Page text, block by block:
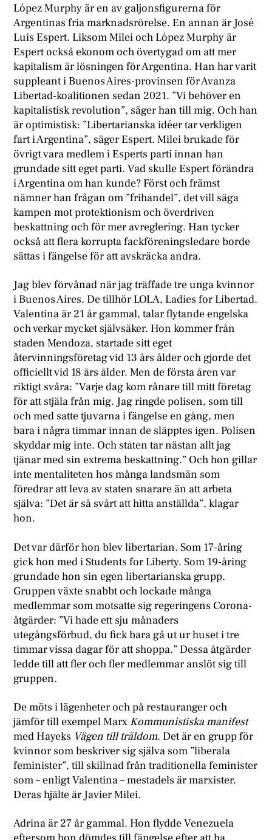
López Murphy är en av galjonsfigurerna för
Argentinas fria marknadsrörelse. En annan är José
Luis Espert. Liksom Milei och López Murphy är
Espert också ekonom och övertygad om att mer
kapitalism är lösningen för Argentina. Han har varit
suppleant i Buenos Aires-provinsen för Avanza
Libertad-koalitionen sedan 2021. ”Vi behöver en
kapitalistisk revolution”, säger han till mig. Och han
är optimistisk: ”Libertarianska idéer tar verkligen
fart i Argentina”, säger Espert. Milei brukade för
övrigt vara medlem i Esperts parti innan han
grundade sitt eget parti. Vad skulle Espert förändra
i Argentina om han kunde? Först och främst
nämner han frågan om ”frihandel”, det vill säga
kampen mot protektionism och överdriven
beskattning och för mer avreglering. Han tycker
också att flera korrupta fackföreningsledare borde
sättas i fängelse för att avskräcka andra.
Jag blev förvånad när jag träffade tre unga kvinnor
i Buenos Aires. De tillhör LOLA, Ladies for Libertad.
Valentina är 21 år gammal, talar flytande engelska
och verkar mycket självsäker. Hon kommer från
staden Mendoza, startade sitt eget
återvinningsföretag vid 13 års ålder och gjorde det
officiellt vid 18 års ålder. Men de första åren var
riktigt svåra: ”Varje dag kom rånare till mitt företag
för att stjäla från mig. Jag ringde polisen, som till
och med satte tjuvarna i fängelse en gång, men
bara i några timmar innan de släpptes igen. Polisen
skyddar mig inte. Och staten tar nästan allt jag
tjänar med sin extrema beskattning.” Och hon gillar
inte mentaliteten hos många landsmän som
föredrar att leva av staten snarare än att arbeta
själva: ”Det är så svårt att hitta anställda”, klagar
hon.
Det var därför hon blev libertarian. Som 17-åring
gick hon med i Students for Liberty. Som 19-åring
grundade hon sin egen libertarianska grupp.
Gruppen växte snabbt och lockade många
medlemmar som motsatte sig regeringens Corona-
åtgärder: ”Vi hade ett sju månaders
utegångsförbud, du fick bara gå ut ur huset i tre
timmar vissa dagar för att shoppa.” Dessa åtgärder
ledde till att fler och fler medlemmar anslöt sig till
gruppen.
De möts i lägenheter och på restauranger och
jämför till exempel Marx Kommunistiska manifest
med Hayeks Vägen till träldom. Det är en grupp för
kvinnor som beskriver sig själva som ”liberala
feminister”, till skillnad från traditionella feminister
som – enligt Valentina – mestadels är marxister.
Deras hjälte är Javier Milei.
Adrina är 27 år gammal. Hon flydde Venezuela